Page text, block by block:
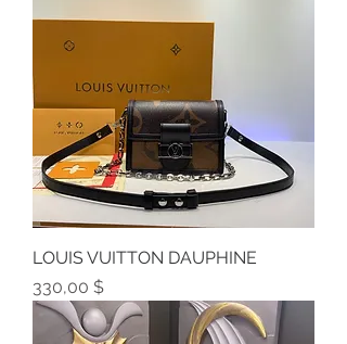
LOUIS VUITTON DAUPHINE
Preis
330,00 $